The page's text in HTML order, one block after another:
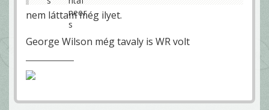
nem láttam még ilyet.
George Wilson még tavaly is WR volt